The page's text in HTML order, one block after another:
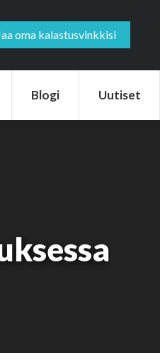
oma kalastusvinkkisi
Blogi Uutiset
Blogi Uutiset